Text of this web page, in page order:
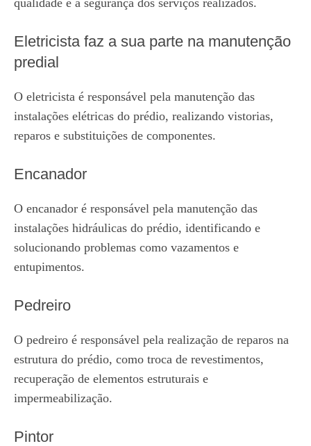
qualidade e a segurança dos serviços realizados.
Eletricista faz a sua parte na manutenção
predial
O eletricista é responsável pela manutenção das
instalações elétricas do prédio, realizando vistorias,
reparos e substituições de componentes.
Encanador
O encanador é responsável pela manutenção das
instalações hidráulicas do prédio, identificando e
solucionando problemas como vazamentos e
entupimentos.
Pedreiro
O pedreiro é responsável pela realização de reparos na
estrutura do prédio, como troca de revestimentos,
recuperação de elementos estruturais e
impermeabilização.
Pintor